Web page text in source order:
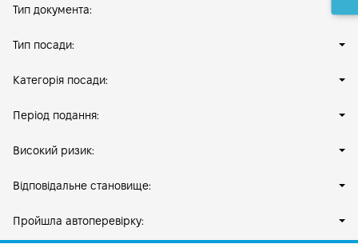
Тип документа:
Тип посади:
Категорія посади:
Період подання:
Високий ризик:
Відповідальне становище:
Пройшла автоперевірку: